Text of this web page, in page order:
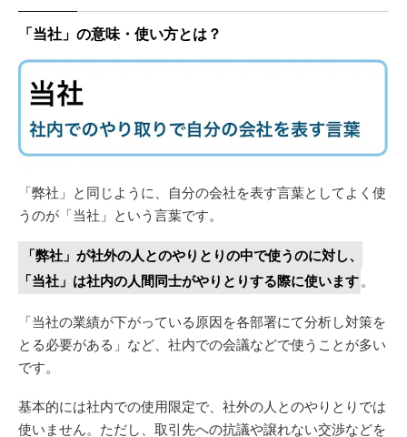
「当社」の意味・使い方とは？
「弊社」と同じように、自分の会社を表す言葉としてよく使
うのが「当社」という言葉です。
「弊社」が社外の人とのやりとりの中で使うのに対し、
「当社」は社内の人間同士がやりとりする際に使います。
「当社の業績が下がっている原因を各部署にて分析し対策を
とる必要がある」など、社内での会議などで使うことが多い
です。
基本的には社内での使用限定で、社外の人とのやりとりでは
使いません。ただし、取引先への抗議や譲れない交渉などを